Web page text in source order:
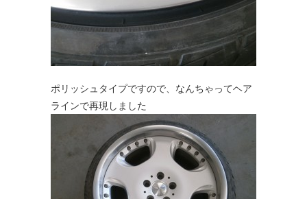
ポリッシュタイプですので、なんちゃってヘア
ラインで再現しました